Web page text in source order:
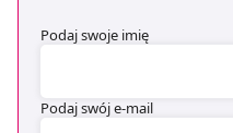
Podaj swoje imię
Podaj swój e-mail